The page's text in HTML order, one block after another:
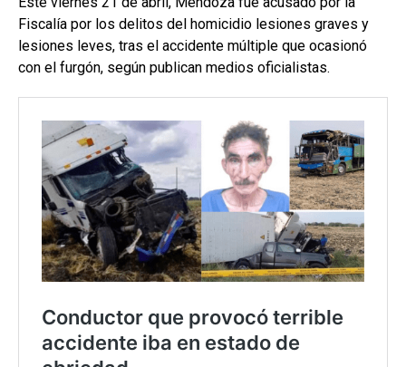
Fiscalía por los delitos del homicidio lesiones graves y
lesiones leves, tras el accidente múltiple que ocasionó
con el furgón, según publican medios oficialistas.